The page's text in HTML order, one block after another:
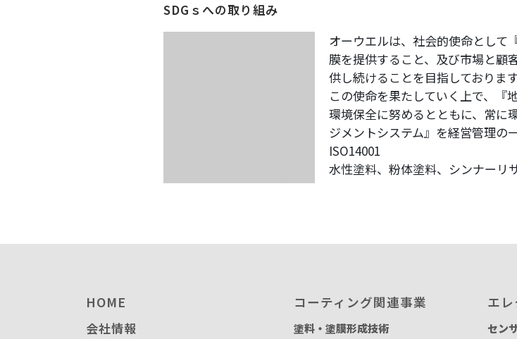
事例紹介
塗装請負・完成工事・塗料調色
塗装トラブルと対策
事例紹介
取扱品目
商品紹介
グローバル
SDGｓへの取り組み
オーウエルは、社会的使命として
膜を提供すること、及び市場と顧
供し続けることを目指しております
この使命を果たしていく上で、『
環境保全に努めるとともに、常に
ジメントシステム』を経営管理の
ISO14001
水性塗料、粉体塗料、シンナーリ
HOME
会社情報
コーティング関連事業
塗料・塗膜形成技術
エ
セン